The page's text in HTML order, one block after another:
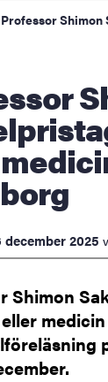
Professor
december 2025
Shimon